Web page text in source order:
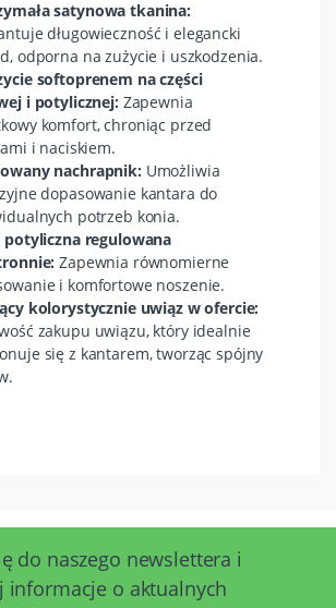
satynowa tkanina:
długowieczność i elegancki
odporna na zużycie i uszkodzenia.
softoprenem na części
i potylicznej: Zapewnia
komfort, chroniąc przed
i naciskiem.
nachrapnik: Umożliwia
dopasowanie kantara do
potrzeb konia.
potyliczna regulowana
Zapewnia równomierne
i komfortowe noszenie.
kolorystycznie uwiąz w ofercie:
zakupu uwiązu, który idealnie
się z kantarem, tworząc spójny
do naszego newslettera i
informacje o aktualnych